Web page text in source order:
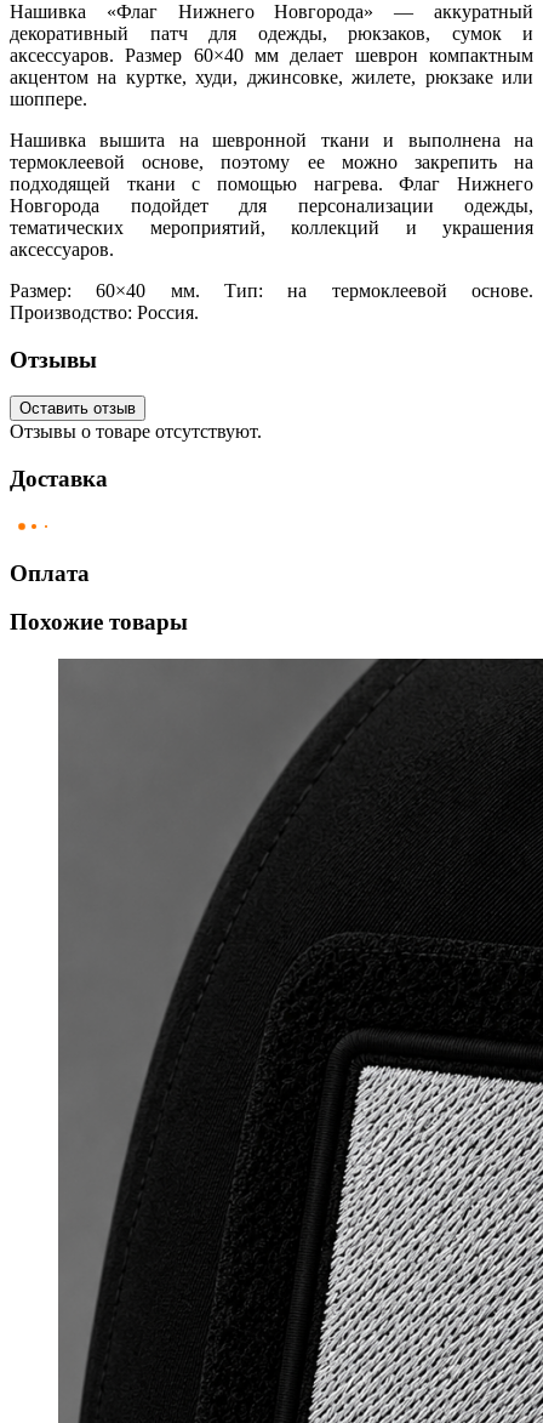
Нашивка «Флаг Нижнего Новгорода» — аккуратный
декоративный патч для одежды, рюкзаков, сумок и
аксессуаров. Размер 60×40 мм делает шеврон компактным
акцентом на куртке, худи, джинсовке, жилете, рюкзаке или
шоппере.
Нашивка вышита на шевронной ткани и выполнена на
термоклеевой основе, поэтому ее можно закрепить на
подходящей ткани с помощью нагрева. Флаг Нижнего
Новгорода подойдет для персонализации одежды,
тематических мероприятий, коллекций и украшения
аксессуаров.
Размер: 60×40 мм. Тип: на термоклеевой основе.
Производство: Россия.
Отзывы
Оставить отзыв
Отзывы о товаре отсутствуют.
Доставка
Оплата
Похожие товары